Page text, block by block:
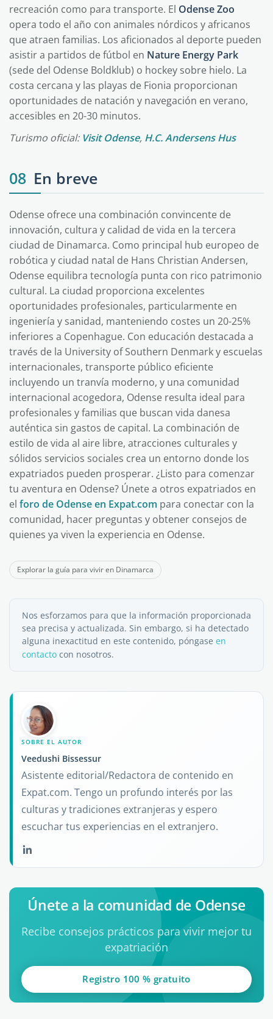
recreación como para transporte. El Odense Zoo
opera todo el año con animales nórdicos y africanos
que atraen familias. Los aficionados al deporte pueden
asistir a partidos de fútbol en Nature Energy Park
(sede del Odense Boldklub) o hockey sobre hielo. La
costa cercana y las playas de Fionia proporcionan
oportunidades de natación y navegación en verano,
accesibles en 20-30 minutos.
Turismo oficial: Visit Odense, H.C. Andersens Hus
08 En breve
Odense ofrece una combinación convincente de
innovación, cultura y calidad de vida en la tercera
ciudad de Dinamarca. Como principal hub europeo de
robótica y ciudad natal de Hans Christian Andersen,
Odense equilibra tecnología punta con rico patrimonio
cultural. La ciudad proporciona excelentes
oportunidades profesionales, particularmente en
ingeniería y sanidad, manteniendo costes un 20-25%
inferiores a Copenhague. Con educación destacada a
través de la University of Southern Denmark y escuelas
internacionales, transporte público eficiente
incluyendo un tranvía moderno, y una comunidad
internacional acogedora, Odense resulta ideal para
profesionales y familias que buscan vida danesa
auténtica sin gastos de capital. La combinación de
estilo de vida al aire libre, atracciones culturales y
sólidos servicios sociales crea un entorno donde los
expatriados pueden prosperar. ¿Listo para comenzar
tu aventura en Odense? Únete a otros expatriados en
el foro de Odense en Expat.com para conectar con la
comunidad, hacer preguntas y obtener consejos de
quienes ya viven la experiencia en Odense.
Explorar la guía para vivir en Dinamarca
Nos esforzamos para que la información proporcionada
sea precisa y actualizada. Sin embargo, si ha detectado
alguna inexactitud en este contenido, póngase en
contacto con nosotros.
SOBRE EL AUTOR
Veedushi Bissessur
Asistente editorial/Redactora de contenido en
Expat.com. Tengo un profundo interés por las
culturas y tradiciones extranjeras y espero
escuchar tus experiencias en el extranjero.
Únete a la comunidad de Odense
Recibe consejos prácticos para vivir mejor tu
expatriación
Registro 100 % gratuito